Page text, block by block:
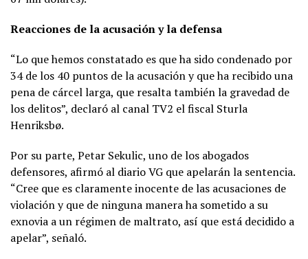
Reacciones de la acusación y la defensa
“Lo que hemos constatado es que ha sido condenado por
34 de los 40 puntos de la acusación y que ha recibido una
pena de cárcel larga, que resalta también la gravedad de
los delitos”, declaró al canal TV2 el fiscal Sturla
Henriksbø.
Por su parte, Petar Sekulic, uno de los abogados
defensores, afirmó al diario VG que apelarán la sentencia.
“Cree que es claramente inocente de las acusaciones de
violación y que de ninguna manera ha sometido a su
exnovia a un régimen de maltrato, así que está decidido a
apelar”, señaló.